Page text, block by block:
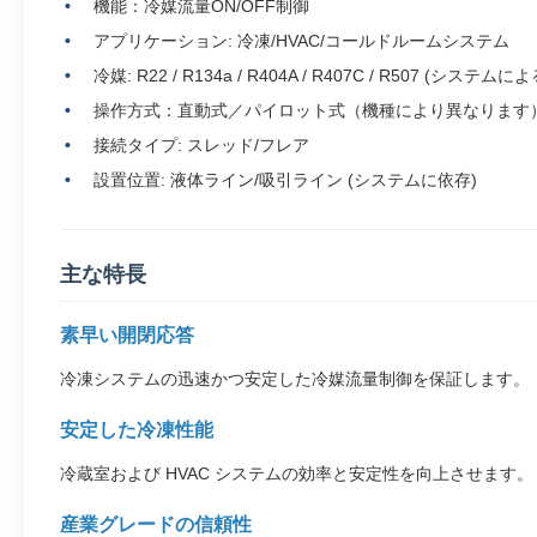
機能：冷媒流量ON/OFF制御
アプリケーション: 冷凍/HVAC/コールドルームシステム
冷媒: R22 / R134a / R404A / R407C / R507 (システムによ
操作方式：直動式／パイロット式（機種により異なります
接続タイプ: スレッド/フレア
設置位置: 液体ライン/吸引ライン (システムに依存)
主な特長
素早い開閉応答
冷凍システムの迅速かつ安定した冷媒流量制御を保証します。
安定した冷凍性能
冷蔵室および HVAC システムの効率と安定性を向上させます。
産業グレードの信頼性